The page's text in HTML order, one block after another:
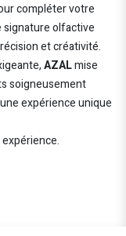
compléter votre
olfactive
et créativité.
AZALmise
soigneusement
expérience unique